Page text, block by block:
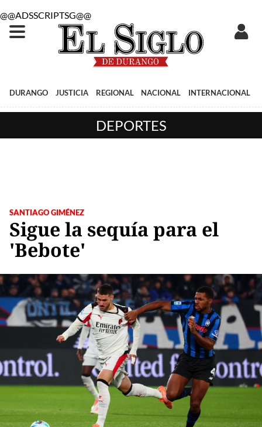
@@ADSSCRIPTSG@@
DURANGO JUSTICIA REGIONAL NACIONAL INTERNACIONAL
DEPORTES
SANTIAGO GIMÉNEZ
Sigue la sequía para el
'Bebote'